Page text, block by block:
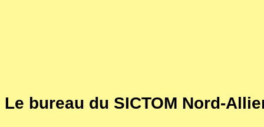
Le bureau du SICTOM Nord-